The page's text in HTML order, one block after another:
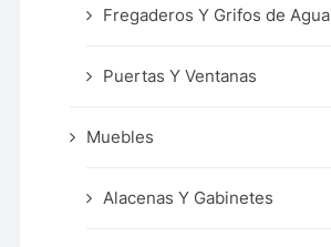
Fregaderos Y Grifos de Agua
Puertas Y Ventanas
Muebles
Alacenas Y Gabinetes